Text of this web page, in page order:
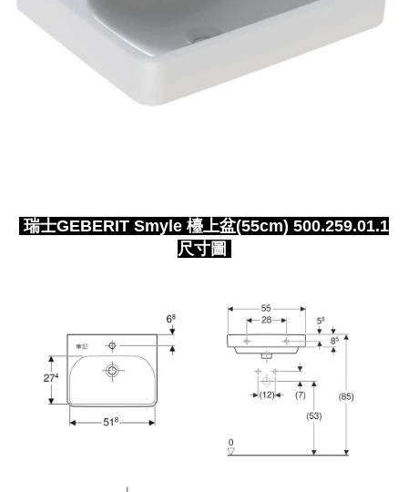
瑞士GEBERIT Smyle 檯上盆(55cm) 500.259.01.1
尺寸圖